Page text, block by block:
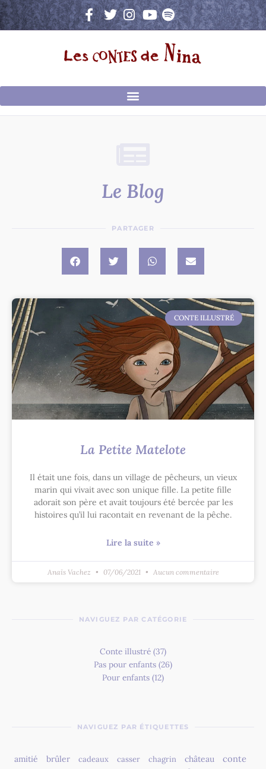
Aller
au
contenu
Le Blog
PARTAGER
CONTE ILLUSTRÉ
La Petite Matelote
Il était une fois, dans un village de pêcheurs, un vieux
marin qui vivait avec son unique fille. La petite fille
adorait son père et avait toujours été bercée par les
histoires qu’il lui racontait en revenant de la pêche.
Lire la suite »
Anaïs Vachez 07/06/2021 Aucun commentaire
NAVIGUEZ PAR CATÉGORIE
Conte illustré (37)
Pas pour enfants (26)
Pour enfants (12)
NAVIGUEZ PAR ÉTIQUETTES
amitié brûler cadeaux casser chagrin château
conte